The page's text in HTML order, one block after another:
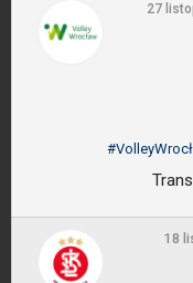
27
18